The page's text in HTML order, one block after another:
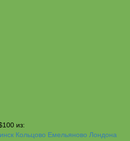
из:
Кольцово Емельяново Лондона